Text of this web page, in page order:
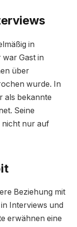
in
war Gast in
über
wurde. In
als bekannte
Seine
nicht nur auf
Beziehung mit
Interviews und
erwähnen eine